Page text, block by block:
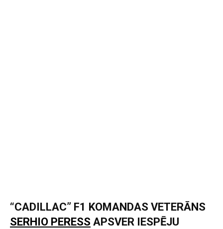
“CADILLAC” F1 KOMANDAS VETERĀNS
SERHIO PERESS APSVER IESPĒJU